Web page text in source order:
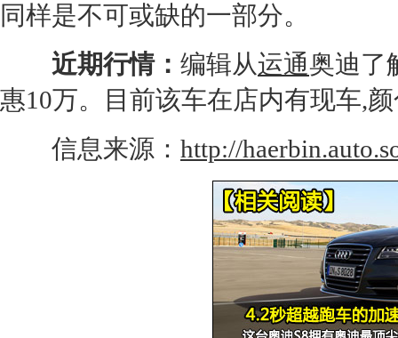
同样是不可或缺的一部分。
近期行情： 编辑从运通奥迪了
惠10万。目前该车在店内有现车,
信息来源： http://